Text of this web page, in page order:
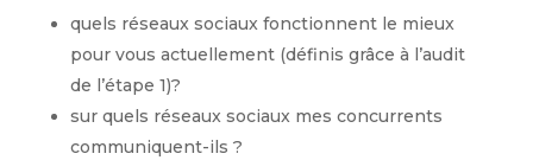
quels réseaux sociaux fonctionnent le mieux
pour vous actuellement (définis grâce à l’audit
de l’étape 1)?
sur quels réseaux sociaux mes concurrents
communiquent-ils ?